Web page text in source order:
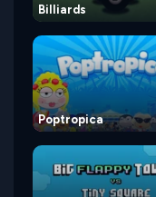
Billiards
Poptropica